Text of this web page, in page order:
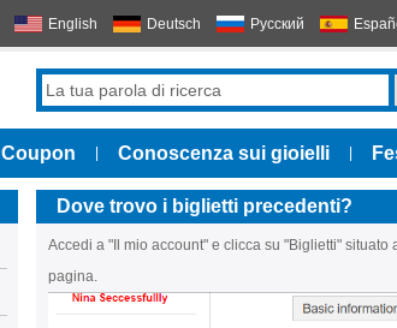
English Deutsch Русский
Coupon Conoscenza sui gioielli
Dove trovo i biglietti precedenti?
Accedi a "Il mio account" e clicca su "Biglietti"
pagina.